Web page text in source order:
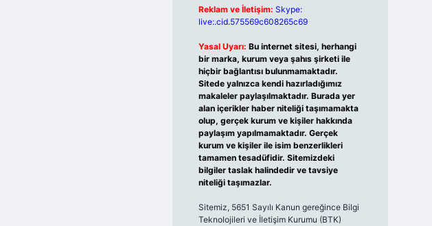
Reklam ve İletişim: Skype:
live:.cid.575569c608265c69
Yasal Uyarı: Bu internet sitesi, herhangi
bir marka, kurum veya şahıs şirketi ile
hiçbir bağlantısı bulunmamaktadır.
Sitede yalnızca kendi hazırladığımız
makaleler paylaşılmaktadır. Burada yer
alan içerikler haber niteliği taşımamakta
olup, gerçek kurum ve kişiler hakkında
paylaşım yapılmamaktadır. Gerçek
kurum ve kişiler ile isim benzerlikleri
tamamen tesadüfidir. Sitemizdeki
bilgiler taslak halindedir ve tavsiye
niteliği taşımazlar.
Sitemiz, 5651 Sayılı Kanun gereğince Bilgi
Teknolojileri ve İletişim Kurumu (BTK)